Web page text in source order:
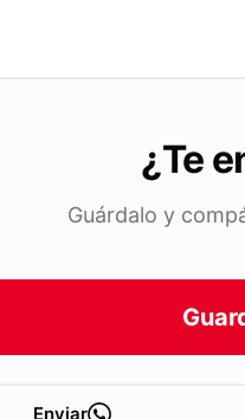
¿Te
Guárdalo y
Enviar